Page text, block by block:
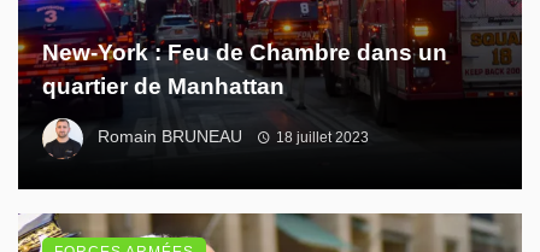
New-York : Feu de Chambre dans un
quartier de Manhattan
Romain BRUNEAU 18 juillet 2023